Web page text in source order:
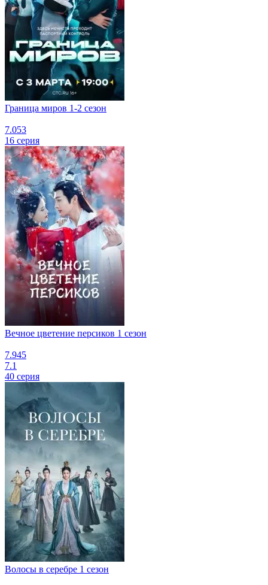
Граница миров 1-2 сезон
7.053
16 серия
Вечное цветение персиков 1 сезон
7.945
7.1
40 серия
Волосы в серебре 1 сезон